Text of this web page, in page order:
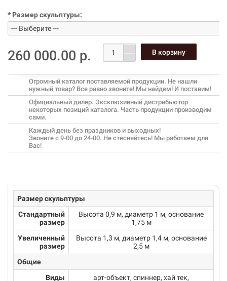
* Размер скульптуры:
260 000.00 р.
Огромный каталог поставляемой продукции. Не нашли
нужный товар? Все равно звоните! Мы найдем! И поставим!
Официальный дилер. Эксклюзивный дистрибьютор
некоторых позиций каталога. Часть продукции производим
сами.
Каждый день без праздников и выходных!
Звоните с 9-00 до 24-00. Не стесняйтесь! Мы работаем для
Вас!
Размер скульптуры
Стандартный
размер
Высота 0,9 м, диаметр 1 м, основание
1,75 м
Увеличенный
размер
Высота 1,3 м, диаметр 1,4 м, основание
2,5 м
Общие
Виды
арт-объект, спиннер, хай тек,